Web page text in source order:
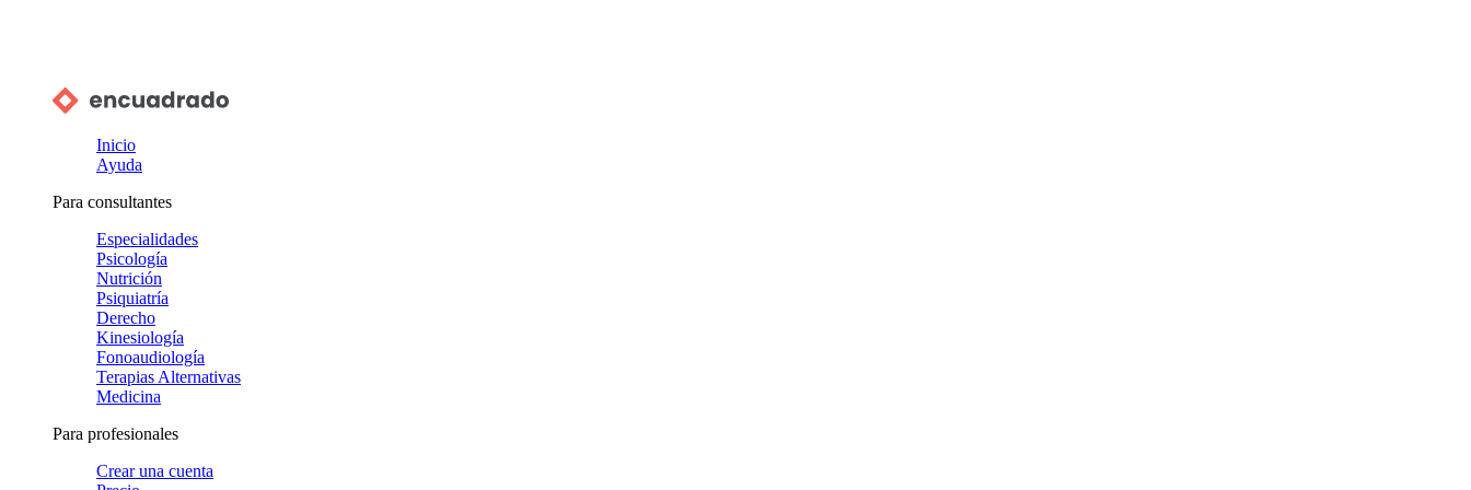
Inicio
Ayuda
Para consultantes
Especialidades
Psicología
Nutrición
Psiquiatría
Derecho
Kinesiología
Fonoaudiología
Terapias Alternativas
Medicina
Para profesionales
Crear una cuenta